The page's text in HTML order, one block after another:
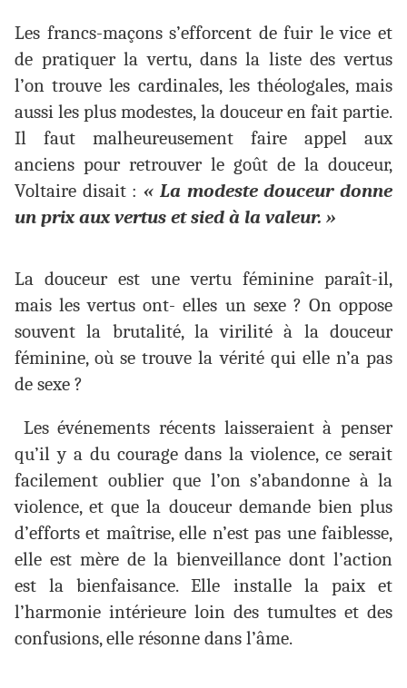
Les francs-maçons s’efforcent de fuir le vice et
de pratiquer la vertu, dans la liste des vertus
l’on trouve les cardinales, les théologales, mais
aussi les plus modestes, la douceur en fait partie.
Il faut malheureusement faire appel aux
anciens pour retrouver le goût de la douceur,
Voltaire disait :« La modeste douceur donne
un prix aux vertus et sied à la valeur. »
La douceur est une vertu féminine paraît-il,
mais les vertus ont- elles un sexe ? On oppose
souvent la brutalité, la virilité à la douceur
féminine, où se trouve la vérité qui elle n’a pas
de sexe ?
Les événements récents laisseraient à penser
qu’il y a du courage dans la violence, ce serait
facilement oublier que l’on s’abandonne à la
violence, et que la douceur demande bien plus
d’efforts et maîtrise, elle n’est pas une faiblesse,
elle est mère de la bienveillance dont l’action
est la bienfaisance. Elle installe la paix et
l’harmonie intérieure loin des tumultes et des
confusions, elle résonne dans l’âme.